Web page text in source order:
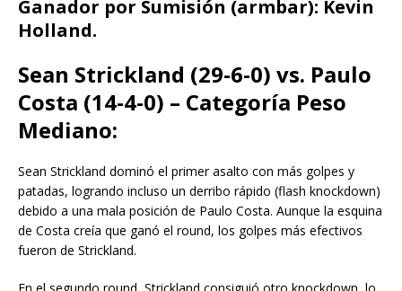
Ganador por Sumisión (armbar): Kevin
Holland.
Sean Strickland (29-6-0) vs. Paulo
Costa (14-4-0) – Categoría Peso
Mediano:
Sean Strickland dominó el primer asalto con más golpes y
patadas, logrando incluso un derribo rápido (flash knockdown)
debido a una mala posición de Paulo Costa. Aunque la esquina
de Costa creía que ganó el round, los golpes más efectivos
fueron de Strickland.